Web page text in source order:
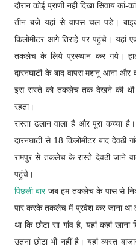
दौरान कोई प्राणी नहीं दिखा सिवाय कां-
तीन बजे यहां से वापस चल पडे।
किलोमीटर आगे तिराहे पर पहुंचे। यहां
तकलेच के लिये प्रस्थान कर गये।
दारनघाटी के बाद वापस मशनू आना और
इस रास्ते को तकलेच तक देखने की
रहता।
रास्ता ढलान वाला है और पूरा कच्चा
दारनघाटी से 18 किलोमीटर बाद
रामपुर से तकलेच के रास्ते देवठी जाने
पहुंचे।
पिछली बारजब हम तकलेच के पास से
पार करके तकलेच में प्रवेश कर जाना था
था कि छोटा सा गांव है, यहां कहां
उतना छोटा भी नहीं है। यहां व्यस्त